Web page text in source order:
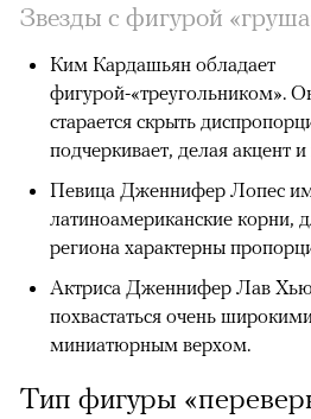
Звезды с фигурой
Ким Кардашьян обладает
фигурой-«треугольником».
старается скрыть
подчеркивает, делая акцент
Певица Дженнифер Лопес
латиноамериканские корни,
региона характерны
Актриса Дженнифер Лав
похвастаться очень
миниатюрным верхом.
Тип фигуры